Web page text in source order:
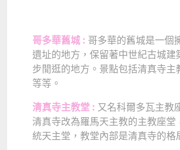
哥多華舊城 : 哥多華的舊城是一個
遺址的地方，保留著中世紀古城建
步閒逛的地方。景點包括清真寺主
等等。
清真寺主教堂 : 又名科爾多瓦主教
清真寺改為羅馬天主教的主教座堂
統天主堂，教堂內部是清真寺的格